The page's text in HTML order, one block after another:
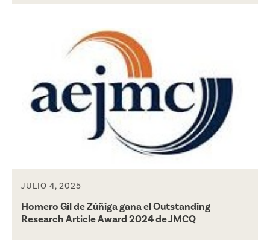
JULIO 4, 2025
Homero Gil de Zúñiga gana el Outstanding
Research Article Award 2024 de JMCQ